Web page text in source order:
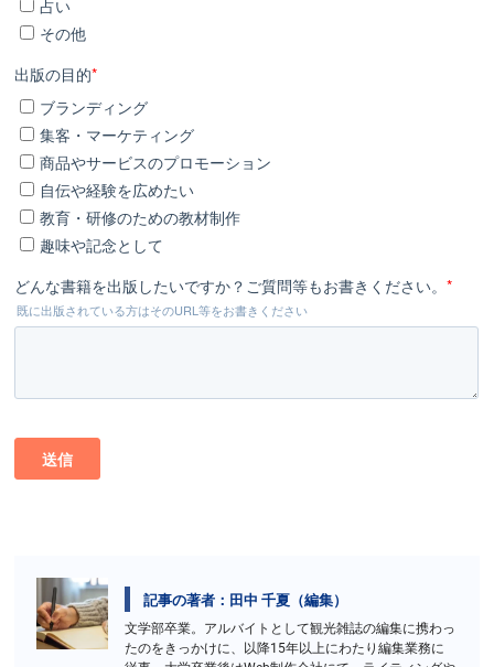
記事の著者：田中 千夏（編集）
文学部卒業。アルバイトとして観光雑誌の編集に携わっ
たのをきっかけに、以降15年以上にわたり編集業務に